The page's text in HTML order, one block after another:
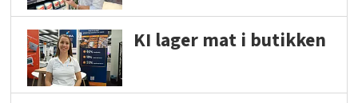
KI lager mat i butikken